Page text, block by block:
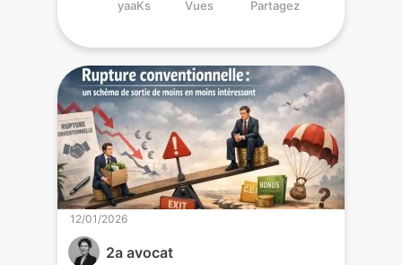
yaaKs Vues Partagez
2a avocat
12/01/2026